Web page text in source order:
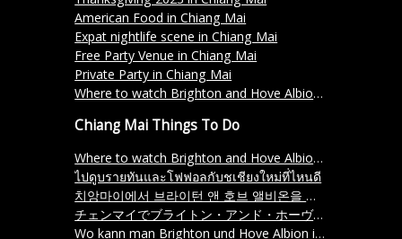
American Food in Chiang Mai
Expat nightlife scene in Chiang Mai
Free Party Venue in Chiang Mai
Private Party in Chiang Mai
Where to watch Brighton and Hove Albion in Chiang Mai?
Chiang Mai Things To Do
Where to watch Brighton and Hove Albion in Chiang Mai?
ไปดูบรายทันและโฟฟอลกับชเชียงใหม่ที่ไหนดี
치앙마이에서 브라이턴 앤 호브 앨비온을 볼 수 있는 곳은 어디인가요
チェンマイでブライトン・アンド・ホーヴ・アルビオンを見るにはどこに行けばいいですか？
Wo kann man Brighton und Hove Albion in Chiang Mai sehen